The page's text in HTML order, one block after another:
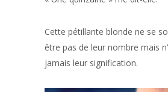
Cette pétillante blonde ne se
être pas de leur nombre mais
jamais leur signification.